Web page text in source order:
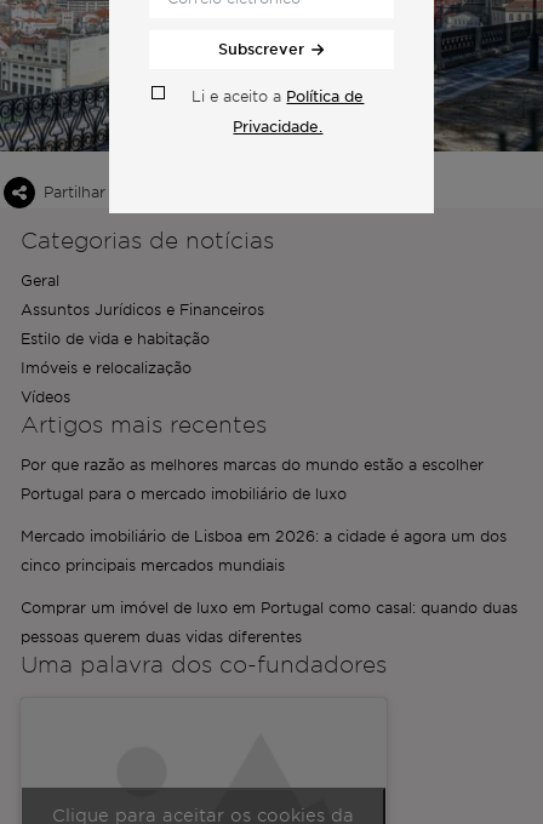
Partilhar esta publicação
Categorias de notícias
Geral
Assuntos Jurídicos e Financeiros
Estilo de vida e habitação
Imóveis e relocalização
Vídeos
Artigos mais recentes
Por que razão as melhores marcas do mundo estão a escolher
Portugal para o mercado imobiliário de luxo
Mercado imobiliário de Lisboa em 2026: a cidade é agora um dos
cinco principais mercados mundiais
Comprar um imóvel de luxo em Portugal como casal: quando duas
pessoas querem duas vidas diferentes
Uma palavra dos co-fundadores
Clique para aceitar os cookies da
Subscrever
Li e aceito a Política de
Privacidade.